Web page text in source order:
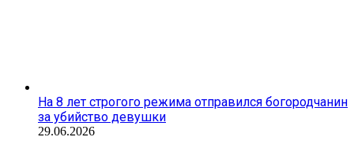
На 8 лет строгого режима отправился богородчанин
за убийство девушки
29.06.2026